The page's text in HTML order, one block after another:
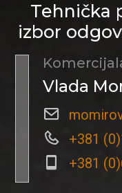
Tehnička
izbor
Vlada
+381
+381